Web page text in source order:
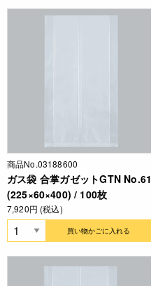
商品No.03188600
ガス袋 合掌ガゼットGTN No.61
(225×60×400) / 100枚
7,920円 (税込)
買い物かごに入れる